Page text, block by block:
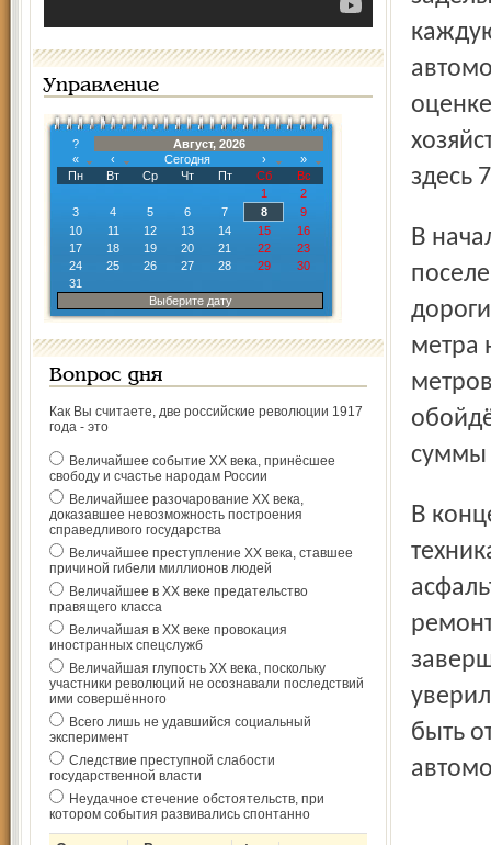
Управление
?
Август, 2026
«
‹ Сегодня ›
»
Пн
Вт Ср Чт Пт Сб
Вс
1
2
3
4 5 6 7 8
9
10
11 12 13 14 15
16
17
18 19 20 21 22
23
24
25 26 27 28 29
30
31
Выберите дату
Вопрос дня
Как Вы считаете, две российские революции 1917
года - это
Величайшее событие ХХ века, принёсшее
свободу и счастье народам России
Величайшее разочарование ХХ века,
доказавшее невозможность построения
справедливого государства
Величайшее преступление ХХ века, ставшее
причиной гибели миллионов людей
Величайшее в ХХ веке предательство
правящего класса
Величайшая в ХХ веке провокация
иностранных спецслужб
Величайшая глупость ХХ века, поскольку
участники революций не осознавали последствий
ими совершённого
Всего лишь не удавшийся социальный
эксперимент
Следствие преступной слабости
государственной власти
Неудачное стечение обстоятельств, при
котором события развивались спонтанно
здесь
В начале нынешнего года администрацией городского
метра
суммы
В конце июня на обеих улицах заработала дорожная
быть